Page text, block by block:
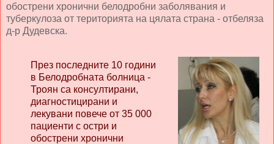
обострени хронични белодробни заболявания и
туберкулоза от територията на цялата страна - отбеляза
д-р Дудевска.
През последните 10 години
в Белодробната болница -
Троян са консултирани,
диагностицирани и
лекувани повече от 35 000
пациенти с остри и
обострени хронични